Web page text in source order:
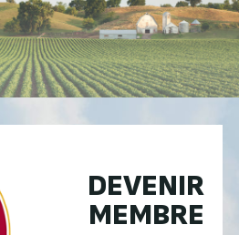
DEVENIR
MEMBRE